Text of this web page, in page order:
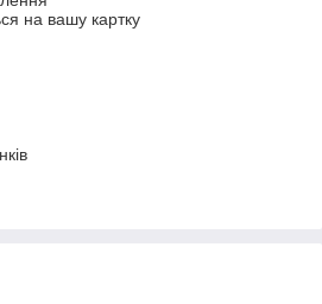
на вашу картку